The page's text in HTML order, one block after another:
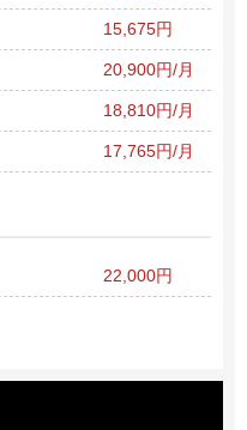
15,675円
20,900円/月
18,810円/月
17,765円/月
22,000円